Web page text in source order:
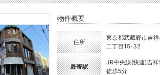
物件概要
住所
東京都武蔵野市吉
二丁目15-32
最寄駅
JR中央線(快速)吉祥
徒歩5分